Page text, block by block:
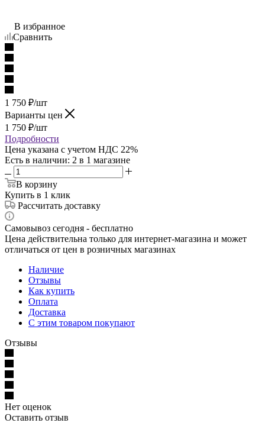
В избранное
Сравнить
1 750 ₽/шт
Варианты цен
1 750 ₽/шт
Подробности
Цена указана с учетом НДС 22%
Есть в наличии: 2 в 1 магазине
В корзину
Купить в 1 клик
Рассчитать доставку
Самовывоз сегодня - бесплатно
Цена действительна только для интернет-магазина и может
отличаться от цен в розничных магазинах
Наличие
Отзывы
Как купить
Оплата
Доставка
С этим товаром покупают
Отзывы
Нет оценок
Оставить отзыв